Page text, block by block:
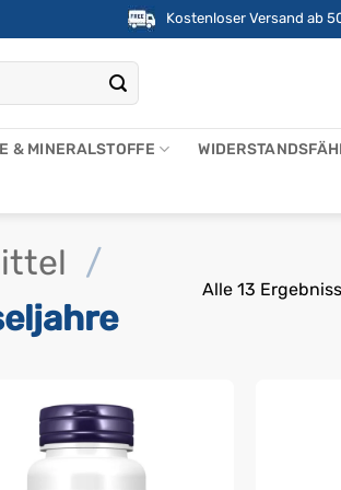
Kostenloser Versand ab
& MINERALSTOFFE
/
Alle 13